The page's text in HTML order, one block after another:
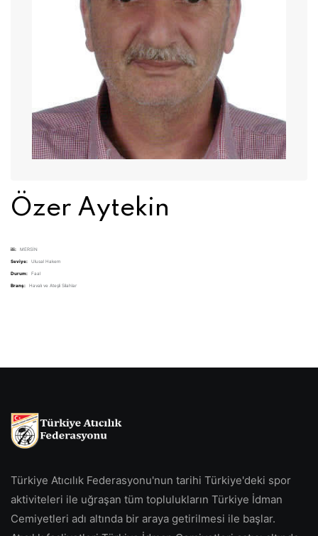
Özer Aytekin
ili: MERSİN
Seviye: Ulusal Hakem
Durum: Faal
Branş: Havalı ve Ateşli Silahlar
Türkiye Atıcılık Federasyonu'nun tarihi Türkiye'deki spor
aktiviteleri ile uğraşan tüm toplulukların Türkiye İdman
Cemiyetleri adı altında bir araya getirilmesi ile başlar.